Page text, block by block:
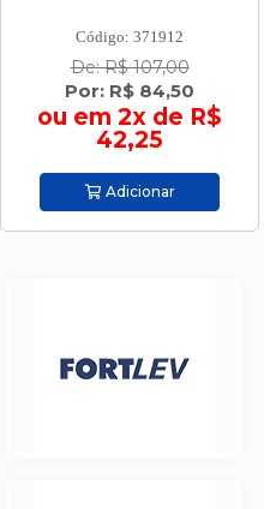
Código: 371912
De: R$ 107,00
Por: R$ 84,50
ou em 2x de R$
42,25
Adicionar